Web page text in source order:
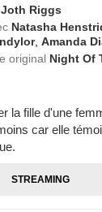
Joth Riggs
Natasha
,Amanda
original Night Of
la fille d'une
car elle
STREAMING